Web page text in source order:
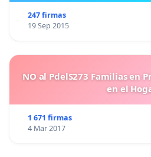
247 firmas
19 Sep 2015
NO al PdelS273 Familias en
en el
1 671 firmas
4 Mar 2017